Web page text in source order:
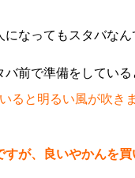
になってもスタバなん
ると明るい風が吹き
すが、良いやかんを買